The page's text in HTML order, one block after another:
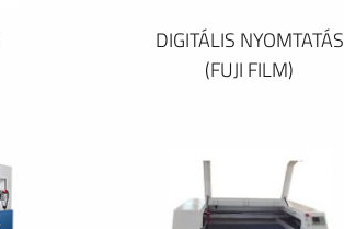
DIGITÁLIS NYOMTATÁS
(FUJI FILM)